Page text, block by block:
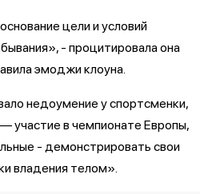
цели и условий
- процитировала она
эмоджи клоуна.
недоумение у спортсменки,
участие в чемпионате Европы,
- демонстрировать свои
владения телом».